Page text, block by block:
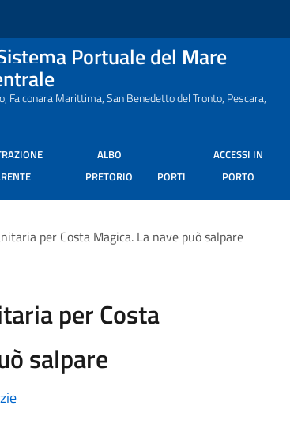
Portuale del Mare
Falconara Marittima, San Benedetto del Tronto, Pescara,
ALBO
PRETORIO
PORTI
ACCESSI IN
PORTO
per Costa Magica. La nave può salpare
per Costa
salpare